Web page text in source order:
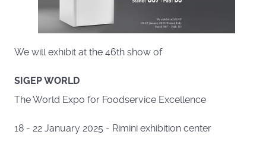
We will exhibit at the 46th show of
SIGEP WORLD
The World Expo for Foodservice Excellence
18 - 22 January 2025 - Rimini exhibition center